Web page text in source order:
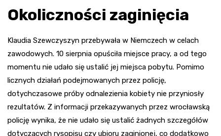
Okoliczności zaginięcia
Klaudia Szewczyszyn przebywała w Niemczech w celach
zawodowych. 10 sierpnia opuściła miejsce pracy, a od tego
momentu nie udało się ustalić jej miejsca pobytu. Pomimo
licznych działań podejmowanych przez policję,
dotychczasowe próby odnalezienia kobiety nie przyniosły
rezultatów. Z informacji przekazywanych przez wrocławską
policję wynika, że nie udało się ustalić żadnych szczegółów
dotyczących rysopisu czy ubioru zaginionej, co dodatkowo